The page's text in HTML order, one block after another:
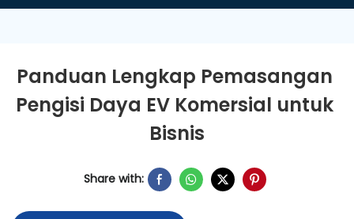
Panduan Lengkap Pemasangan
Pengisi Daya EV Komersial untuk
Bisnis
Share with: